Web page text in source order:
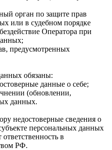
орган по защите прав
или в судебном порядке
Оператора при
предусмотренных
обязаны:
данные о себе;
(обновлении,
данных.
недостоверные сведения о
персональных данных
ответственность в
РФ.